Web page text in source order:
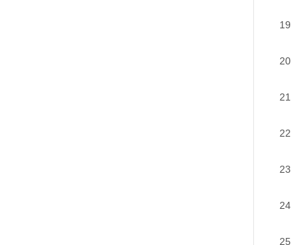
19
20
21
22
23
24
25